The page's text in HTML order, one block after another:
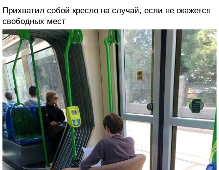
Прихватил собой кресло на случай, если не окажется
свободных мест